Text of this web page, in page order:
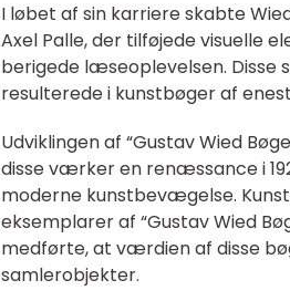
I løbet af sin karriere skabte
Axel Palle, der tilføjede visuelle
berigede læseoplevelsen.
resulterede i kunstbøger af
Udviklingen af “Gustav Wied
disse værker en renæssance i
moderne kunstbevægelse.
eksemplarer af “Gustav Wied
medførte, at værdien af disse
samlerobjekter.